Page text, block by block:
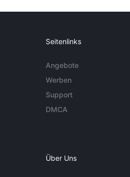
Seitenlinks
Angebote
Werben
Support
DMCA
Über Uns